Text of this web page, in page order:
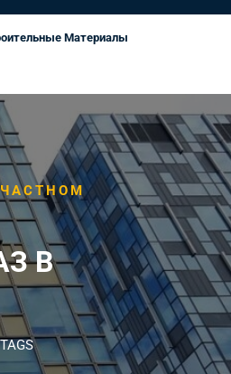
Материалы
В